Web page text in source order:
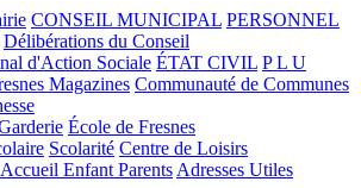
CONSEIL MUNICIPAL PERSONNEL
Délibérations du Conseil
d'Action Sociale ÉTAT CIVIL P L U
Magazines Communauté de Communes
École de Fresnes
Scolarité Centre de Loisirs
Enfant ParentsAdresses Utiles